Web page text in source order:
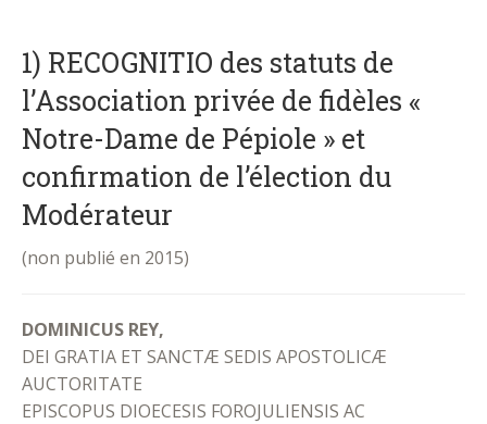
1) RECOGNITIO des statuts de
l’Association privée de fidèles «
Notre-Dame de Pépiole » et
confirmation de l’élection du
Modérateur
(non publié en 2015)
DOMINICUS REY,
DEI GRATIA ET SANCTÆ SEDIS APOSTOLICÆ
AUCTORITATE
EPISCOPUS DIOECESIS FOROJULIENSIS AC